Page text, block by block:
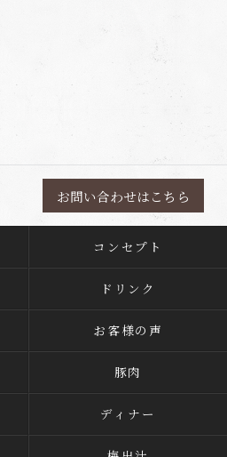
お問い合わせはこちら
コンセプト
ドリンク
お客様の声
豚肉
ディナー